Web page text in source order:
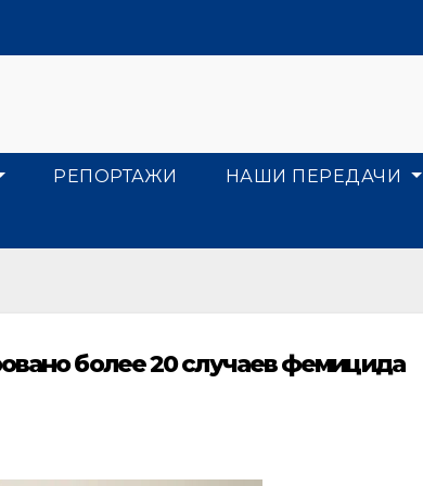
РЕПОРТАЖИ НАШИ ПЕРЕДАЧИ
более 20 случаев фемицида